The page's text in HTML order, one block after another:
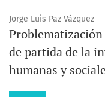
Jorge Luis Paz Vázquez
de partida de la
humanas y